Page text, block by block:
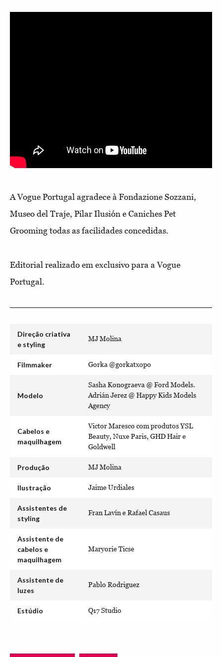
A Vogue Portugal agradece à Fondazione Sozzani,
Museo del Traje, Pilar Ilusión e Caniches Pet
Grooming todas as facilidades concedidas.
Editorial realizado em exclusivo para a Vogue
Portugal.
Direção criativa
e styling
MJ Molina
Filmmaker Gorka @gorkatxopo
Modelo
Sasha Konograeva @ Ford Models.
Adrián Jerez @ Happy Kids Models
Agency
Cabelos e
maquilhagem
Victor Maresco com produtos YSL
Beauty, Nuxe Paris, GHD Hair e
Goldwell
Produção MJ Molina
Ilustração Jaime Urdiales
Assistentes de
styling
Fran Lavín e Rafael Casaus
Assistente de
cabelos e
maquilhagem
Maryorie Ticse
Assistente de
luzes
Pablo Rodriguez
Estúdio Q17 Studio